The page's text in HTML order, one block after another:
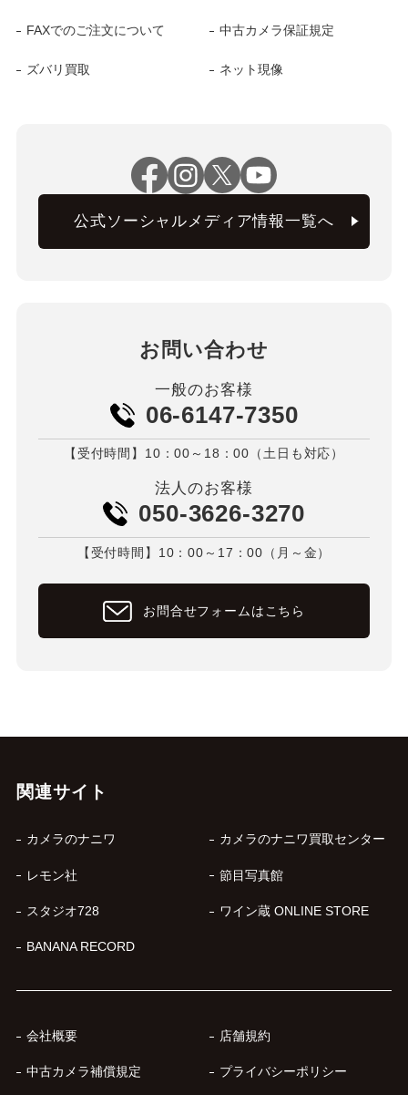
FAXでのご注文について 中古カメラ保証規定
ズバリ買取 ネット現像
公式ソーシャルメディア情報一覧へ
お問い合わせ
一般のお客様
06-6147-7350
【受付時間】10：00～18：00（土日も対応）
法人のお客様
050-3626-3270
【受付時間】10：00～17：00（月～金）
お問合せフォームはこちら
関連サイト
カメラのナニワ カメラのナニワ買取センター
レモン社 節目写真館
スタジオ728 ワイン蔵 ONLINE STORE
BANANA RECORD
会社概要 店舗規約
中古カメラ補償規定 プライバシーポリシー